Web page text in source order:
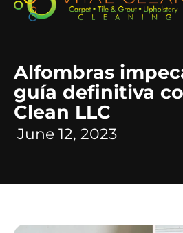
Alfombras
guía definitiva
Clean LLC
June 12, 2023